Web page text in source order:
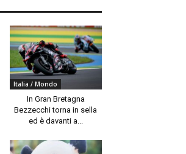
Italia / Mondo
In Gran Bretagna
Bezzecchi torna in sella
ed è davanti a...